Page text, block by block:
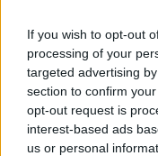
If you wish to opt-out
processing of your
targeted advertising
section to confirm
opt-out request is
interest-based ads
us or personal